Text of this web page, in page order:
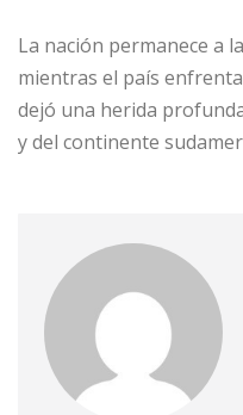
La nación permanece a
mientras el país
dejó una herida
y del continente